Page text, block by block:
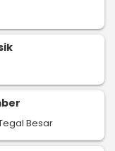
Besar